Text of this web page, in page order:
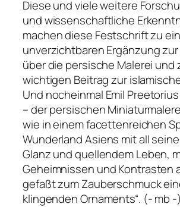
Diese und viele weitere
und wissenschaftliche
machen diese Festschrift zu
unverzichtbaren Ergänzung
über die persische Malerei und
wichtigen Beitrag zur
Und nocheinmal Emil Preetorius
– der persischen
wie in einem facettenreichen
Wunderland Asiens mit all
Glanz und quellendem Leben,
Geheimnissen und Kontrasten
gefaßt zum Zauberschmuck
klingenden Ornaments“. (- mb -)